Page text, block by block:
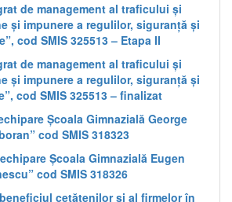
de management al traficului și
și impunere a regulilor, siguranță și
cod SMIS 325513 – Etapa II
de management al traficului și
și impunere a regulilor, siguranță și
cod SMIS 325513 – finalizat
Școala Gimnazială George
cod SMIS 318323
Școala Gimnazială Eugen
cod SMIS 318326
cetățenilor și al firmelor în